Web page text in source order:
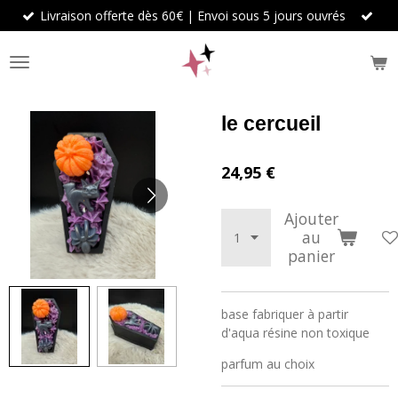
Passer
au
contenu
principal
Livraison offerte dès 60€ | Envoi sous 5 jours ouvrés
le cercueil
24,95 €
Ajouter
au
panier
base fabriquer à partir
d'aqua résine non toxique
parfum au choix